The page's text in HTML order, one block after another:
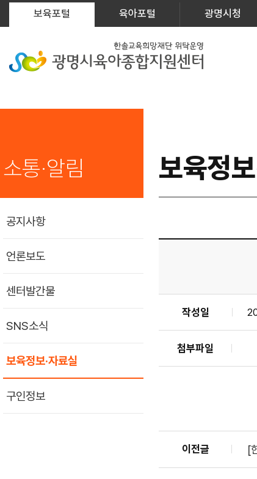
보육포털 육아포털 광명시청
소통·알림
공지사항
언론보도
센터발간물
SNS소식
보육정보·자료실
구인정보
보육정
작성일
첨부파일
이전글 [